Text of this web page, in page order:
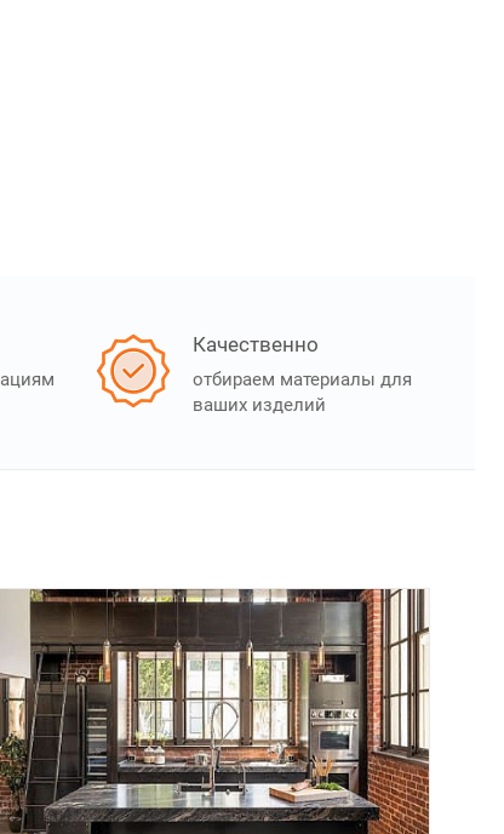
Качественно
отбираем материалы для
ваших изделий